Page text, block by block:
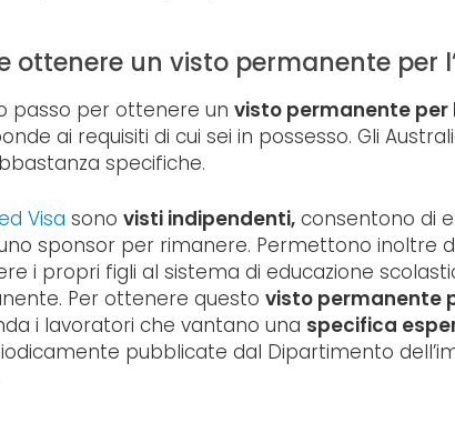
ottenere un visto permanente per
passo per ottenere unvisto permanente per
ai requisiti di cui sei in possesso. Gli
specifiche.
Visa sonovisti indipendenti, consentono di
sponsor per rimanere. Permettono inoltre
i propri figli al sistema di educazione
Per ottenere questovisto permanente
i lavoratori che vantano una specifica
pubblicate dal Dipartimento